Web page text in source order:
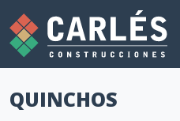
QUINCHOS